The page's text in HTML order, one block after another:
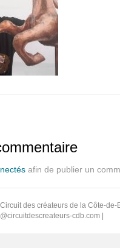
afin de publier un
des créateurs de la Côte-de-
cdb.com|